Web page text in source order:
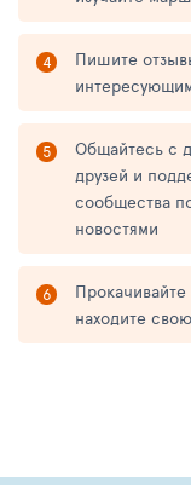
Пишите
Общайтесь с
друзей и
сообщества
новостями
находите